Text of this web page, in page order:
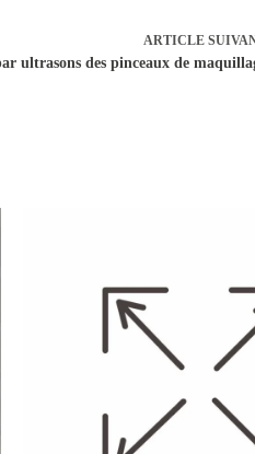
ARTICLE
ultrasons des pinceaux de